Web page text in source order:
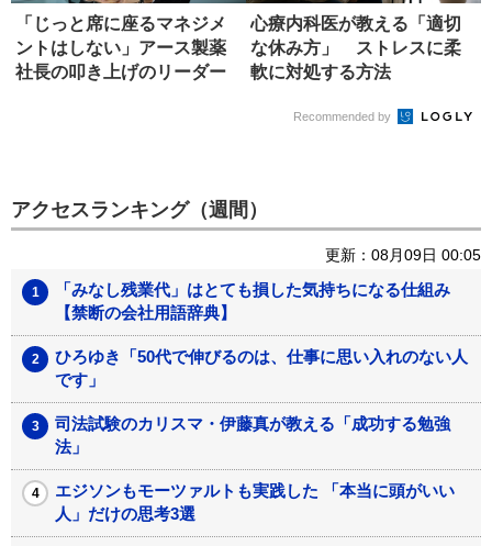
「じっと席に座るマネジメ
ントはしない」アース製薬
社長の叩き上げのリーダー
心療内科医が教える「適切
な休み方」 ストレスに柔
軟に対処する方法
Recommended by
アクセスランキング（週間）
更新：08月09日 00:05
「みなし残業代」はとても損した気持ちになる仕組み
【禁断の会社用語辞典】
ひろゆき「50代で伸びるのは、仕事に思い入れのない人
です」
司法試験のカリスマ・伊藤真が教える「成功する勉強
法」
エジソンもモーツァルトも実践した 「本当に頭がいい
人」だけの思考3選